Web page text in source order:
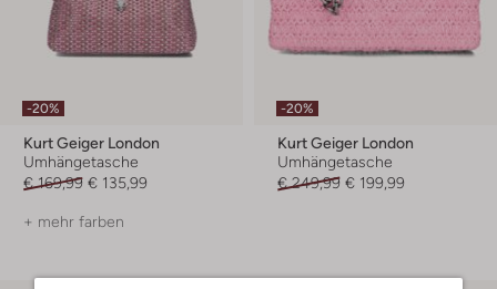
-20%
Kurt Geiger London
Umhängetasche
€ 169,99 € 135,99
+ mehr farben
-20%
Kurt Geiger London
Umhängetasche
€ 249,99 € 199,99